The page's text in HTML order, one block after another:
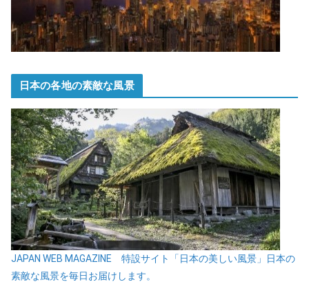
日本の各地の素敵な風景
JAPAN WEB MAGAZINE 特設サイト「日本の美しい風景」日本の
素敵な風景を毎日お届けします。